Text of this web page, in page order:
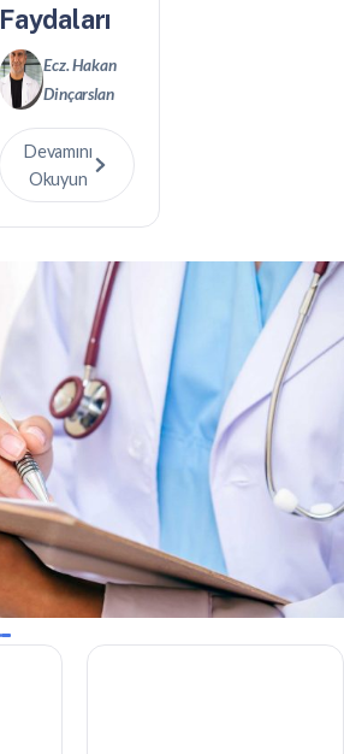
Faydaları
Ecz. Hakan
Dinçarslan
Devamını
Okuyun